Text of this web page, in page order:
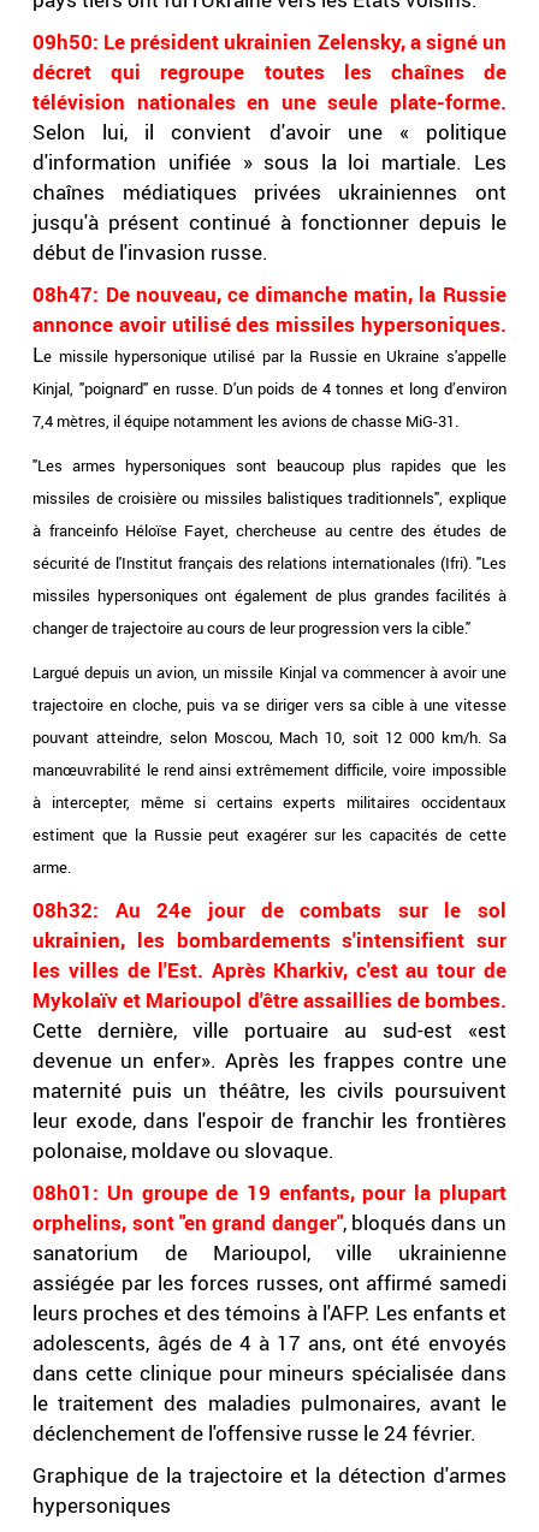
09h50: Le président ukrainien Zelensky, a signé un
décret qui regroupe toutes les chaînes de
télévision nationales en une seule plate-forme.
Selon lui, il convient d'avoir une « politique
d'information unifiée » sous la loi martiale. Les
chaînes médiatiques privées ukrainiennes ont
jusqu'à présent continué à fonctionner depuis le
début de l'invasion russe.
08h47: De nouveau, ce dimanche matin, la Russie
annonce avoir utilisé des missiles hypersoniques.
Le missile hypersonique utilisé par la Russie en Ukraine s'appelle
Kinjal, "poignard" en russe. D'un poids de 4 tonnes et long d’environ
7,4 mètres, il équipe notamment les avions de chasse MiG-31.
"Les armes hypersoniques sont beaucoup plus rapides que les
missiles de croisière ou missiles balistiques traditionnels", explique
à franceinfo Héloïse Fayet, chercheuse au centre des études de
sécurité de l'Institut français des relations internationales (Ifri). "Les
missiles hypersoniques ont également de plus grandes facilités à
changer de trajectoire au cours de leur progression vers la cible."
Largué depuis un avion, un missile Kinjal va commencer à avoir une
trajectoire en cloche, puis va se diriger vers sa cible à une vitesse
pouvant atteindre, selon Moscou, Mach 10, soit 12 000 km/h. Sa
manœuvrabilité le rend ainsi extrêmement difficile, voire impossible
à intercepter, même si certains experts militaires occidentaux
estiment que la Russie peut exagérer sur les capacités de cette
arme.
08h32: Au 24e jour de combats sur le sol
ukrainien, les bombardements s'intensifient sur
les villes de l'Est. Après Kharkiv, c'est au tour de
Mykolaïv et Marioupol d'être assaillies de bombes.
Cette dernière, ville portuaire au sud-est «est
devenue un enfer». Après les frappes contre une
maternité puis un théâtre, les civils poursuivent
leur exode, dans l'espoir de franchir les frontières
polonaise, moldave ou slovaque.
08h01: Un groupe de 19 enfants, pour la plupart
orphelins, sont "en grand danger", bloqués dans un
sanatorium de Marioupol, ville ukrainienne
assiégée par les forces russes, ont affirmé samedi
leurs proches et des témoins à l'AFP. Les enfants et
adolescents, âgés de 4 à 17 ans, ont été envoyés
dans cette clinique pour mineurs spécialisée dans
le traitement des maladies pulmonaires, avant le
déclenchement de l'offensive russe le 24 février.
Graphique de la trajectoire et la détection d'armes
hypersoniques